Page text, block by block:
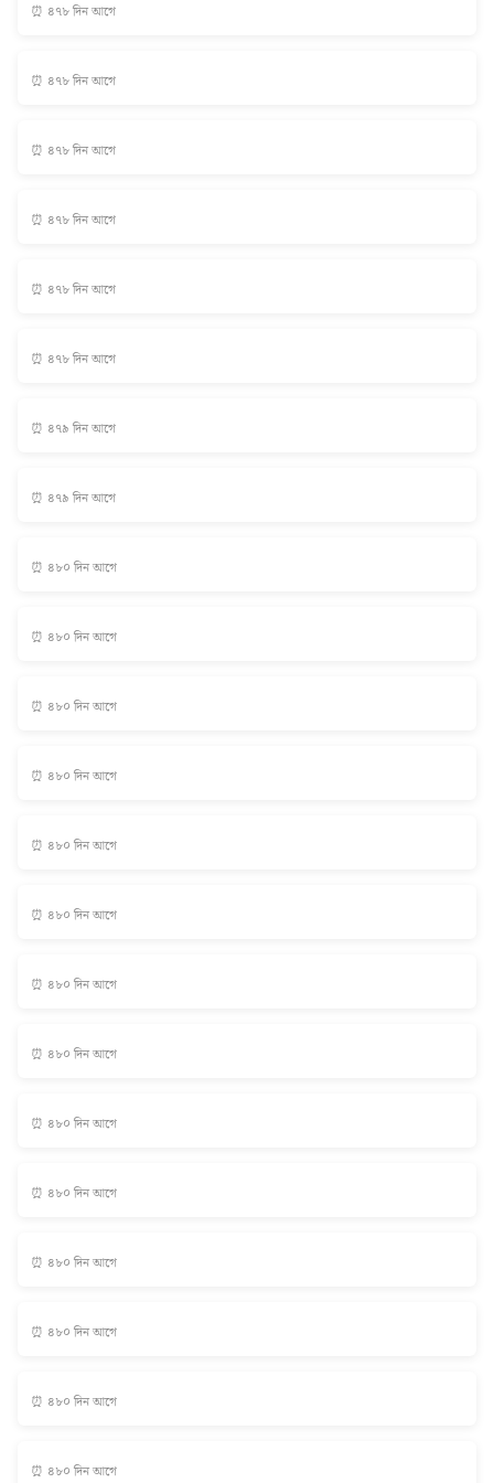
⏰ ৪৭৮ দিন আগে
⏰ ৪৭৮ দিন আগে
⏰ ৪৭৮ দিন আগে
⏰ ৪৭৮ দিন আগে
⏰ ৪৭৮ দিন আগে
⏰ ৪৭৮ দিন আগে
⏰ ৪৭৯ দিন আগে
⏰ ৪৭৯ দিন আগে
⏰ ৪৮০ দিন আগে
⏰ ৪৮০ দিন আগে
⏰ ৪৮০ দিন আগে
⏰ ৪৮০ দিন আগে
⏰ ৪৮০ দিন আগে
⏰ ৪৮০ দিন আগে
⏰ ৪৮০ দিন আগে
⏰ ৪৮০ দিন আগে
⏰ ৪৮০ দিন আগে
⏰ ৪৮০ দিন আগে
⏰ ৪৮০ দিন আগে
⏰ ৪৮০ দিন আগে
⏰ ৪৮০ দিন আগে
⏰ ৪৮০ দিন আগে